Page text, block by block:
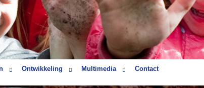
Ontwikkeling Multimedia Contact